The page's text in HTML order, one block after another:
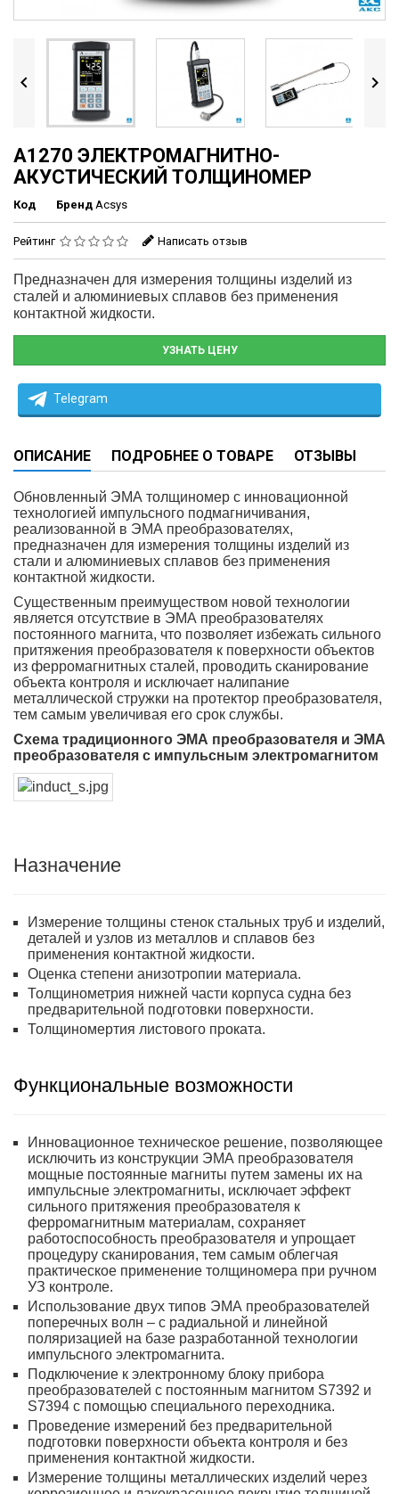
 
А1270 ЭЛЕКТРОМАГНИТНО-
АКУСТИЧЕСКИЙ ТОЛЩИНОМЕР
Код Бренд Acsys
Рейтинг Написать отзыв
Предназначен для измерения толщины изделий из
сталей и алюминиевых сплавов без применения
контактной жидкости.
УЗНАТЬ ЦЕНУ
Telegram
ОПИСАНИЕ ПОДРОБНЕЕ О ТОВАРЕ ОТЗЫВЫ
Обновленный ЭМА толщиномер с инновационной
технологией импульсного подмагничивания,
реализованной в ЭМА преобразователях,
предназначен для измерения толщины изделий из
стали и алюминиевых сплавов без применения
контактной жидкости.
Существенным преимуществом новой технологии
является отсутствие в ЭМА преобразователях
постоянного магнита, что позволяет избежать сильного
притяжения преобразователя к поверхности объектов
из ферромагнитных сталей, проводить сканирование
объекта контроля и исключает налипание
металлической стружки на протектор преобразователя,
тем самым увеличивая его срок службы.
Схема традиционного ЭМА преобразователя и ЭМА
преобразователя с импульсным электромагнитом
Назначение
Измерение толщины стенок стальных труб и изделий,
деталей и узлов из металлов и сплавов без
применения контактной жидкости.
Оценка степени анизотропии материала.
Толщинометрия нижней части корпуса судна без
предварительной подготовки поверхности.
Толщиномертия листового проката.
Функциональные возможности
Инновационное техническое решение, позволяющее
исключить из конструкции ЭМА преобразователя
мощные постоянные магниты путем замены их на
импульсные электромагниты, исключает эффект
сильного притяжения преобразователя к
ферромагнитным материалам, сохраняет
работоспособность преобразователя и упрощает
процедуру сканирования, тем самым облегчая
практическое применение толщиномера при ручном
УЗ контроле.
Использование двух типов ЭМА преобразователей
поперечных волн – с радиальной и линейной
поляризацией на базе разработанной технологии
импульсного электромагнита.
Подключение к электронному блоку прибора
преобразователей с постоянным магнитом S7392 и
S7394 с помощью специального переходника.
Проведение измерений без предварительной
подготовки поверхности объекта контроля и без
применения контактной жидкости.
Измерение толщины металлических изделий через